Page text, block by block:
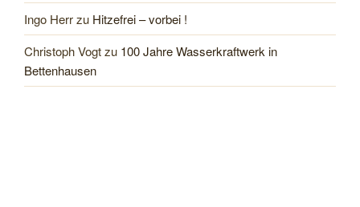
Ingo Herrzu Hitzefrei – vorbei !
Christoph Vogtzu 100 Jahre Wasserkraftwerk in
Bettenhausen